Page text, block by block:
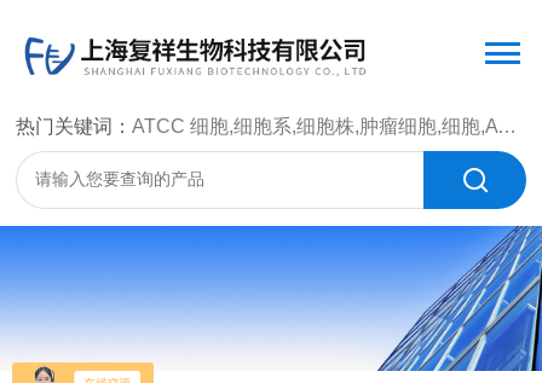
热门关键词：ATCC 细胞,细胞系,细胞株,肿瘤细胞,细胞,ATCC 菌种，CMCC 菌种，标准菌株，质控菌种，微生物菌种，菌株，菌种